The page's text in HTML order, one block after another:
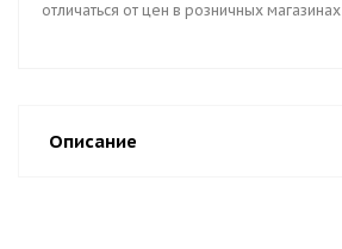
отличаться от цен в розничных магазинах
Описание